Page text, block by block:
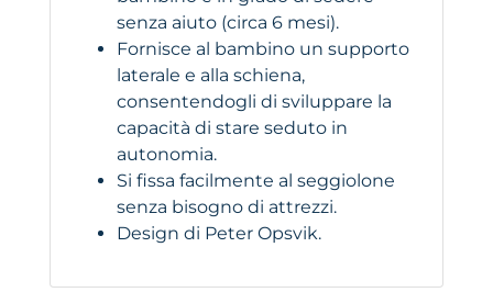
senza aiuto (circa 6 mesi).
Fornisce al bambino un supporto
laterale e alla schiena,
consentendogli di sviluppare la
capacità di stare seduto in
autonomia.
Si fissa facilmente al seggiolone
senza bisogno di attrezzi.
Design di Peter Opsvik.